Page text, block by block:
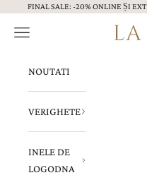
Sari la continut
FINAL SALE: -20% ONLINE ȘI
Menu
NOUTATI
VERIGHETE
INELE DE
LOGODNA